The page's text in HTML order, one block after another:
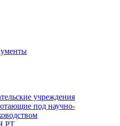
учреждения
под научно-
РТ